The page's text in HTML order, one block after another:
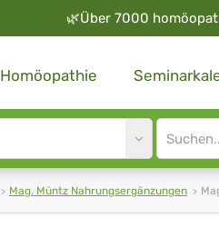
🌿Über 7000
Homöopathie
Site
search
Mag. Müntz Nahrungsergänzungen